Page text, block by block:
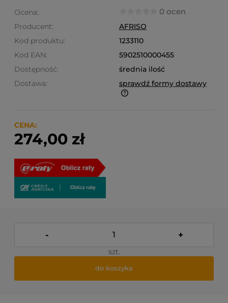
Ocena: 0 ocen
Producent:
AFRISO
Kod produktu:
1233110
Kod EAN:
5902510000455
Dostępność:
średnia ilość
Dostawa:
sprawdź formy dostawy
produktów które się w nim znajdują.
CENA:
274,00 zł
- +
szt.
do koszyka